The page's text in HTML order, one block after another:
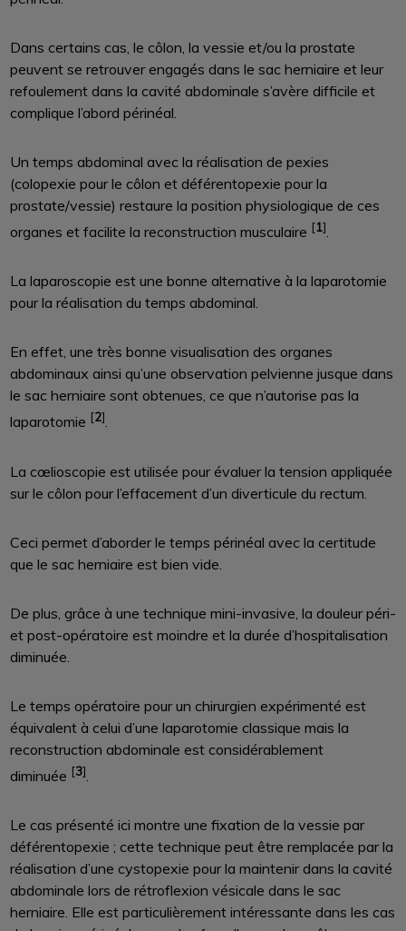
Dans certains cas, le côlon, la vessie et/ou la prostate
peuvent se retrouver engagés dans le sac herniaire et leur
refoulement dans la cavité abdominale s’avère difficile et
complique l’abord périnéal.
Un temps abdominal avec la réalisation de pexies
(colopexie pour le côlon et déférentopexie pour la
prostate/vessie) restaure la position physiologique de ces
organes et facilite la reconstruction musculaire [1].
La laparoscopie est une bonne alternative à la laparotomie
pour la réalisation du temps abdominal.
En effet, une très bonne visualisation des organes
abdominaux ainsi qu’une observation pelvienne jusque dans
le sac herniaire sont obtenues, ce que n’autorise pas la
laparotomie [2].
La cœlioscopie est utilisée pour évaluer la tension appliquée
sur le côlon pour l’effacement d’un diverticule du rectum.
Ceci permet d’aborder le temps périnéal avec la certitude
que le sac herniaire est bien vide.
De plus, grâce à une technique mini-invasive, la douleur péri-
et post-opératoire est moindre et la durée d’hospitalisation
diminuée.
Le temps opératoire pour un chirurgien expérimenté est
équivalent à celui d’une laparotomie classique mais la
reconstruction abdominale est considérablement
diminuée [3]
Le cas présenté ici montre une fixation de la vessie par
déférentopexie ; cette technique peut être remplacée par la
réalisation d’une cystopexie pour la maintenir dans la cavité
abdominale lors de rétroflexion vésicale dans le sac
herniaire. Elle est particulièrement intéressante dans les cas